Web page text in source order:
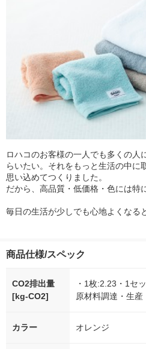
ロハコのお客様の一人でも多くの人
らいたい。それをもっと生活の中に
思い込めてつくりました。
だから、高品質・低価格・色には特
毎日の生活が少しでも心地よくなる
商品仕様/スペック
CO2排出量
[kg-CO2]
・1枚:2.23・1セ
原材料調達・生産
カラー オレンジ